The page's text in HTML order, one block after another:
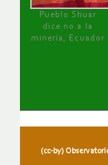
Pueblo Shuar
dice no a la
minería, Ecuador
(cc-by)